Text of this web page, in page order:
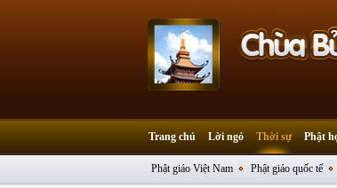
Trang chủ Lời ngỏ Thời sự
Phật giáo Việt Nam Phật giáo quốc tế
Phật